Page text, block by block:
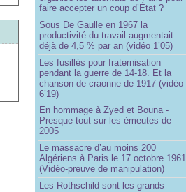
faire accepter un coup d’État ?
Sous De Gaulle en 1967 la
productivité du travail augmentait
déjà de 4,5 % par an (vidéo 1’05)
Les fusillés pour fraternisation
pendant la guerre de 14-18. Et la
chanson de craonne de 1917 (vidéo
6’19)
En hommage à Zyed et Bouna -
Presque tout sur les émeutes de
2005
Le massacre d’au moins 200
Algériens à Paris le 17 octobre 1961
(Vidéo-preuve de manipulation)
Les Rothschild sont les grands